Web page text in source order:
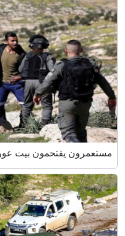
مستعمرون يقتحمون بيت عور